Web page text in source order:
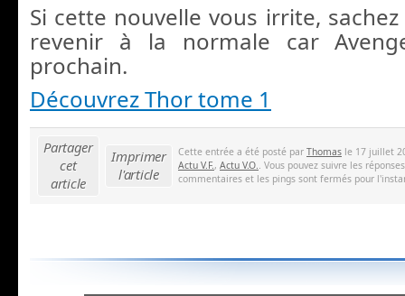
Si cette nouvelle vous irrite,
revenir à la normale car
prochain.
Découvrez Thor tome 1
Partager
cet
article
Imprimer
l'article
Cette entrée a été posté par Thomas le 17 juillet
Actu V.F., Actu V.O.. Vous pouvez suivre les
commentaires et les pings sont fermés pour